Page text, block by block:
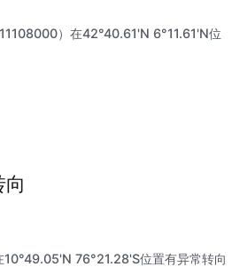
）在42°40.61'N 6°11.61'N位
76°21.28'S位置有异常转向